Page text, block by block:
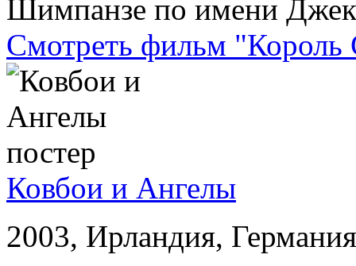
Шимпанзе по имени Джек
Смотреть фильм "Король
Ковбои и Ангелы
2003, Ирландия,